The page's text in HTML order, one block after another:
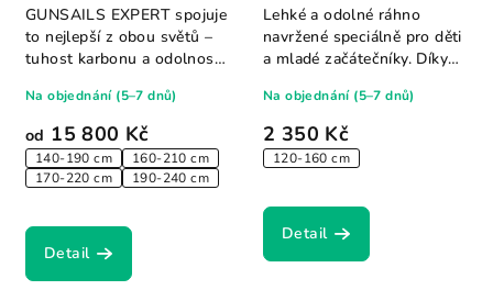
od 15 800 Kč
140-190 cm
160-210 cm
170-220 cm
190-240 cm
Na objednání (5–7 dnů)
Detail
GUNSAILS EXPERT spojuje
to nejlepší z obou světů –
tuhost karbonu a odolnost
2 350 Kč
120-160 cm
Na objednání (5–7 dnů)
Detail
Lehké a odolné ráhno
navržené speciálně pro děti
a mladé začátečníky. Díky